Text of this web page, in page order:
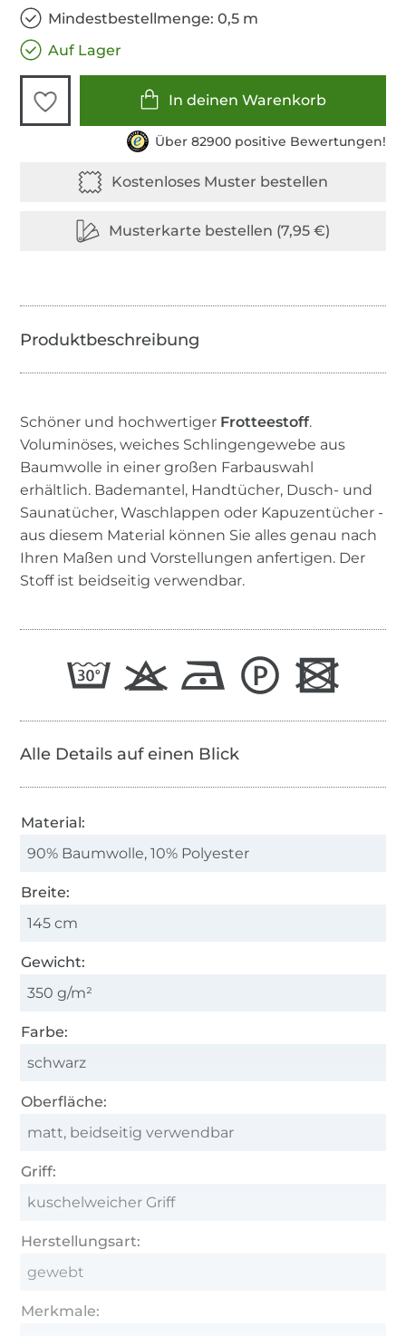
Mindestbestellmenge: 0,5 m
Auf Lager
In deinen Warenkorb
Über 82900 positive Bewertungen!
Schöner und hochwertiger Frotteestoff.
Voluminöses, weiches Schlingengewebe aus
Baumwolle in einer großen Farbauswahl
erhältlich. Bademantel, Handtücher, Dusch- und
Saunatücher, Waschlappen oder Kapuzentücher -
aus diesem Material können Sie alles genau nach
Ihren Maßen und Vorstellungen anfertigen. Der
Stoff ist beidseitig verwendbar.
Alle Details auf einen Blick
Material:
90% Baumwolle, 10% Polyester
Breite:
145 cm
Gewicht:
350 g/m²
Farbe:
schwarz
Oberfläche:
matt, beidseitig verwendbar
Griff:
kuschelweicher Griff
Herstellungsart:
gewebt
Merkmale: